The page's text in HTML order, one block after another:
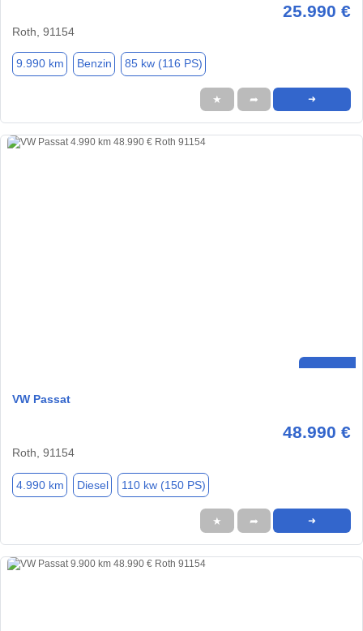
25.990 €
Roth, 91154
9.990 km Benzin 85 kw (116 PS)
★ ➦ ➜
VW Passat
48.990 €
Roth, 91154
4.990 km Diesel 110 kw (150 PS)
★ ➦ ➜